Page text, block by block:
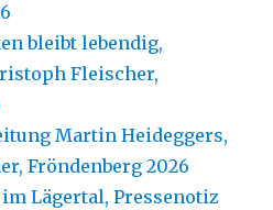
bleibt lebendig,
Fleischer,
Martin Heideggers,
Fröndenberg 2026
Lägertal, Pressenotiz